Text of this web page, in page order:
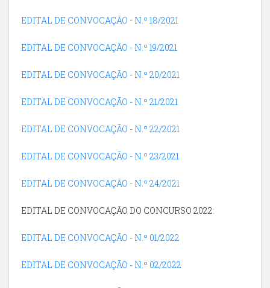
EDITAL DE CONVOCAÇÃO - N.º 18/2021
EDITAL DE CONVOCAÇÃO - N.º 19/2021
EDITAL DE CONVOCAÇÃO - N.º 20/2021
EDITAL DE CONVOCAÇÃO - N.º 21/2021
EDITAL DE CONVOCAÇÃO - N.º 22/2021
EDITAL DE CONVOCAÇÃO - N.º 23/2021
EDITAL DE CONVOCAÇÃO - N.º 24/2021
EDITAL DE CONVOCAÇÃO DO CONCURSO 2022:
EDITAL DE CONVOCAÇÃO - N.º 01/2022
EDITAL DE CONVOCAÇÃO - N.º 02/2022